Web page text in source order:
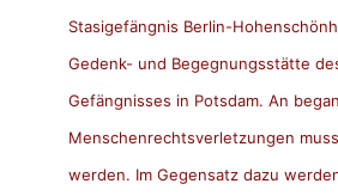
Stasigefängnis Berlin-
Gedenk- und Begegnungsstätte
Gefängnisses in Potsdam. An
Menschenrechtsverletzungen
werden. Im Gegensatz dazu